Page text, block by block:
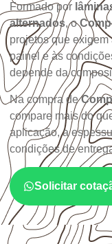
Formado por
alternados, o
projetos que
painel e às
depende da
Na compra de
compare mais do
aplicação, a
condições de
Solicitar